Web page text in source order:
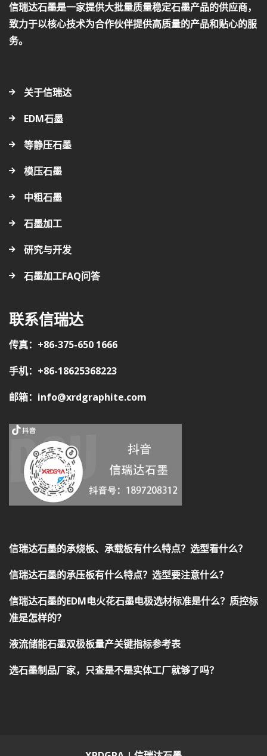
信瑞达石墨是一家提供大批量质量稳定石墨产品的供应商，
致力于以核心技术为合作伙伴提供高质量的产品和贴心的服
务。
关于信瑞达
EDM石墨
等静压石墨
模压石墨
中粗石墨
石墨加工
研究与开发
石墨加工FAQ问答
联系信瑞达
传真：+86-375-650 1666
手机：+86-18625368223
邮箱：info@xrdgraphite.com
信瑞达石墨的承烧板、承载板有什么特点？选型看什么？
信瑞达石墨的承压板有什么特点？选型要注意什么？
信瑞达石墨的EDM电火花石墨电极选材标准是什么？质控标
准是怎样的？
液流储能石墨双极板量产关键指标参考表
选石墨制品厂家，只查是不是实体工厂就够了吗？